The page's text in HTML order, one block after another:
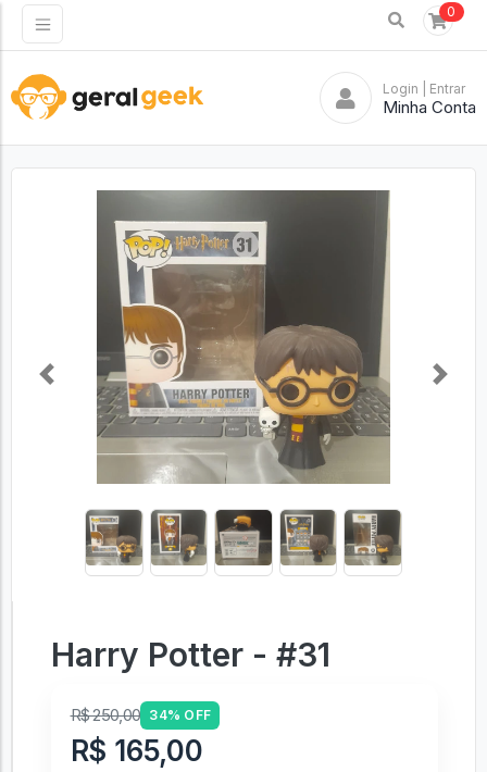
0
Login | Entrar
Minha Conta
Previous Next
Harry Potter - #31
R$ 250,00 34% OFF
R$ 165,00